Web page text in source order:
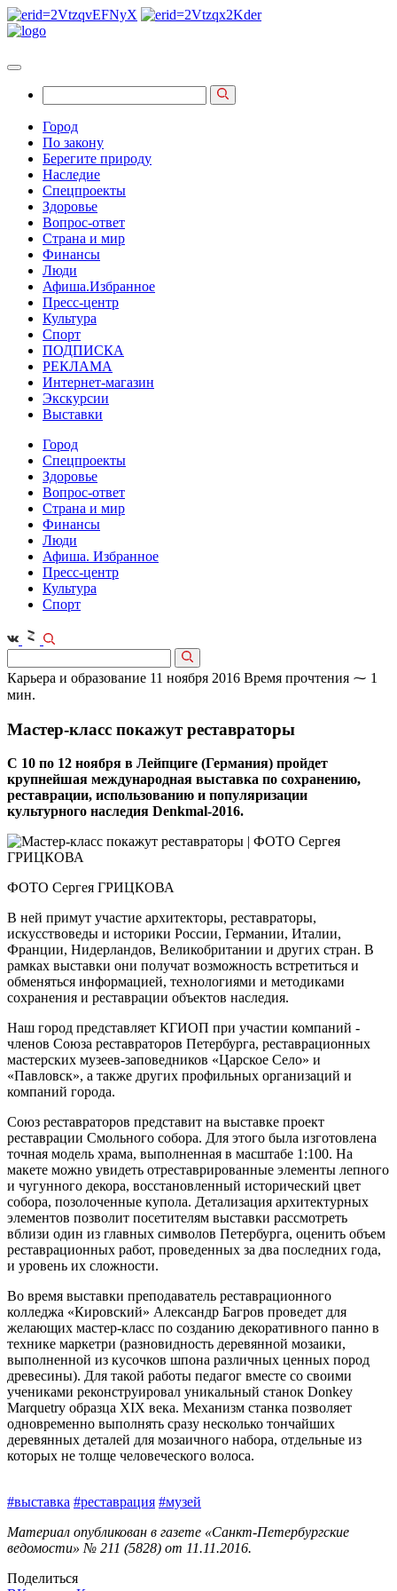
Город
По закону
Берегите природу
Наследие
Спецпроекты
Здоровье
Вопрос-ответ
Страна и мир
Финансы
Люди
Афиша.Избранное
Пресс-центр
Культура
Спорт
ПОДПИСКА
РЕКЛАМА
Интернет-магазин
Экскурсии
Выставки
Город
Спецпроекты
Здоровье
Вопрос-ответ
Страна и мир
Финансы
Люди
Афиша. Избранное
Пресс-центр
Культура
Спорт
Карьера и образование 11 ноября 2016 Время прочтения ⁓ 1
мин.
Мастер-класс покажут реставраторы
С 10 по 12 ноября в Лейпциге (Германия) пройдет
крупнейшая международная выставка по сохранению,
реставрации, использованию и популяризации
культурного наследия Denkmal-2016.
ФОТО Сергея ГРИЦКОВА
В ней примут участие архитекторы, реставраторы,
искусствоведы и историки России, Германии, Италии,
Франции, Нидерландов, Великобритании и других стран. В
рамках выставки они получат возможность встретиться и
обменяться информацией, технологиями и методиками
сохранения и реставрации объектов наследия.
Наш город представляет КГИОП при участии компаний -
членов Союза реставраторов Петербурга, реставрационных
мастерских музеев-заповедников «Царское Село» и
«Павловск», а также других профильных организаций и
компаний города.
Союз реставраторов представит на выставке проект
реставрации Смольного собора. Для этого была изготовлена
точная модель храма, выполненная в масштабе 1:100. На
макете можно увидеть отреставрированные элементы лепного
и чугунного декора, восстановленный исторический цвет
собора, позолоченные купола. Детализация архитектурных
элементов позволит посетителям выставки рассмотреть
вблизи один из главных символов Петербурга, оценить объем
реставрационных работ, проведенных за два последних года,
и уровень их сложности.
Во время выставки преподаватель реставрационного
колледжа «Кировский» Александр Багров проведет для
желающих мастер-класс по созданию декоративного панно в
технике маркетри (разновидность деревянной мозаики,
выполненной из кусочков шпона различных ценных пород
древесины). Для такой работы педагог вместе со своими
учениками реконструировал уникальный станок Donkey
Mаrquetry образца XIX века. Механизм станка позволяет
одновременно выполнять сразу несколько тончайших
деревянных деталей для мозаичного набора, отдельные из
которых не толще человеческого волоса.
#выставка #реставрация #музей
Материал опубликован в газете «Санкт-Петербургские
ведомости» № 211 (5828) от 11.11.2016.
Поделиться